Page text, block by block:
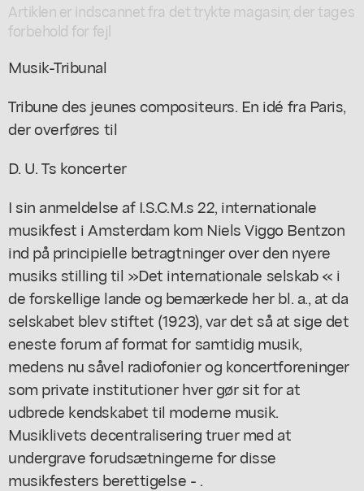
Artiklen er indscannet fra det trykte magasin; der tages
forbehold for fejl
Musik-Tribunal
Tribune des jeunes compositeurs. En idé fra Paris,
der overføres til
D. U. Ts koncerter
I sin anmeldelse af I.S.C.M.s 22, internationale
musikfest i Amsterdam kom Niels Viggo Bentzon
ind på principielle betragtninger over den nyere
musiks stilling til »Det internationale selskab « i
de forskellige lande og bemærkede her bl. a., at da
selskabet blev stiftet (1923), var det så at sige det
eneste forum af format for samtidig musik,
medens nu såvel radiofonier og koncertforeninger
som private institutioner hver gør sit for at
udbrede kendskabet til moderne musik.
Musiklivets decentralisering truer med at
undergrave forudsætningerne for disse
musikfesters berettigelse - .